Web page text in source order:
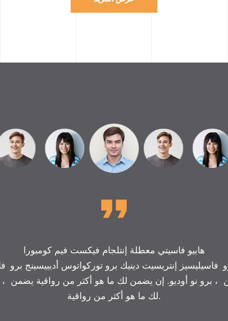
هابيو فاسيتي معطلة إنتلجام فيكست فيم كومبورا
فاسيليسيز إنتريسيت دينيك برو توركواتوس أديبيسينج برو
، برو نو أوديو. إن يضمن لك ما هو أكثر من رواقية يضمن
لك ما هو أكثر من رواقية.